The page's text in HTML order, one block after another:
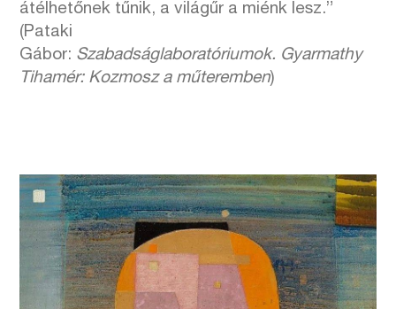
átélhetőnek tűnik, a világűr a miénk lesz.”
(Pataki
Gábor: Szabadságlaboratóriumok. Gyarmathy
Tihamér: Kozmosz a műteremben)